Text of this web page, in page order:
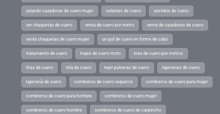
zalando cazadoras de cuero mujer volantes de cuero vestidos de cuero
ver chaquetas de cuero venta de cuero por metro venta de cazadoras de cuero
venta chaquetas de cuero mujer un puf de cuero en forma de cubo
tratamiento de cuero trajes de cuero moto tiras de cuero por metros
tiras de cuero tela de cuero tejer pulseras de cuero tapicerias de cuero
tapicería de cuero sombreros de cuero vaqueros sombreros de cuero para mujer
sombreros de cuero para hombre sombreros de cuero mujer
sombreros de cuero hombre sombreros de cuero de carpincho